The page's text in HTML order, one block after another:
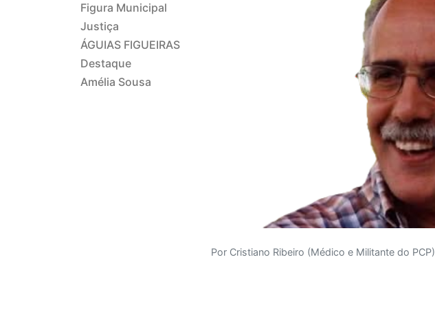
Figura Municipal
Justiça
ÁGUIAS FIGUEIRAS
Destaque
Amélia Sousa
Por Cristiano Ribeiro (Médico e Militante do PCP)